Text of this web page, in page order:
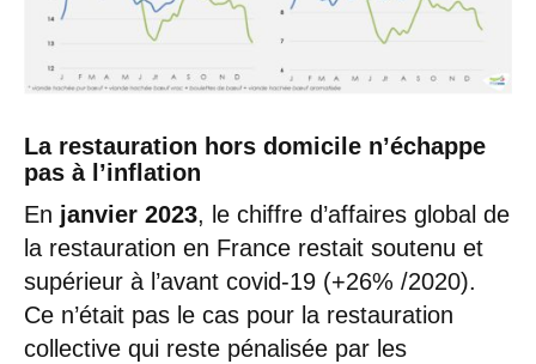
La restauration hors domicile n’échappe
pas à l’inflation
En janvier 2023, le chiffre d’affaires global de
la restauration en France restait soutenu et
supérieur à l’avant covid-19 (+26% /2020).
Ce n’était pas le cas pour la restauration
collective qui reste pénalisée par les